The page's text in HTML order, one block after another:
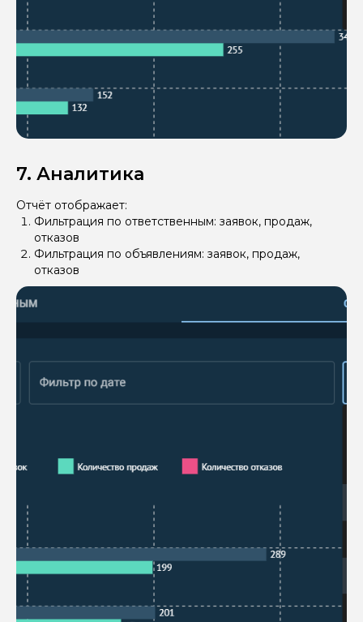
7. Аналитика
Отчёт отображает:
Фильтрация по ответственным: заявок, продаж,
отказов
Фильтрация по объявлениям: заявок, продаж,
отказов